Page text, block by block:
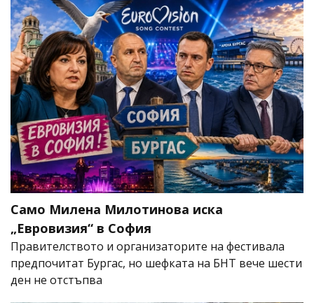
Само Милена Милотинова иска
„Евровизия“ в София
Правителството и организаторите на фестивала
предпочитат Бургас, но шефката на БНТ вече шести
ден не отстъпва